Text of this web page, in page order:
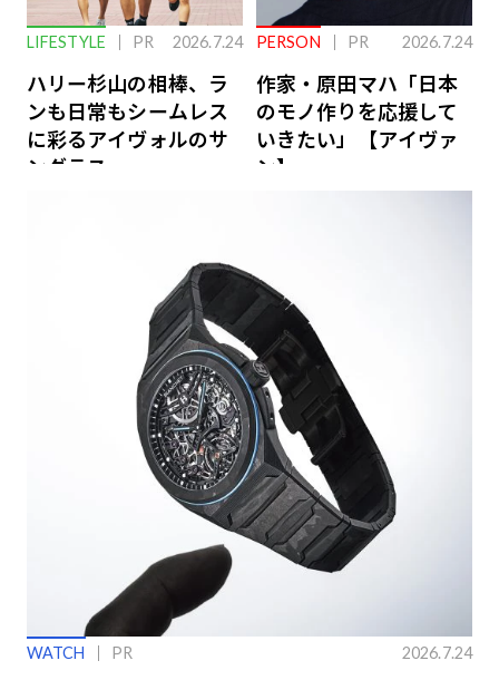
LIFESTYLE PR 2026.7.24
ハリー杉山の相棒、ラ
ンも日常もシームレス
に彩るアイヴォルのサ
ングラス
PERSON PR 2026.7.24
作家・原田マハ「日本
のモノ作りを応援して
いきたい」【アイヴァ
ン】
WATCH PR 2026.7.24